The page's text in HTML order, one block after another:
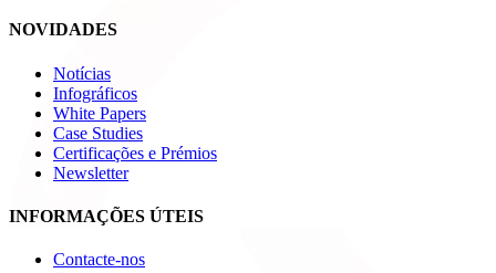
NOVIDADES
Notícias
Infográficos
White Papers
Case Studies
Certificações e Prémios
Newsletter
INFORMAÇÕES ÚTEIS
Contacte-nos